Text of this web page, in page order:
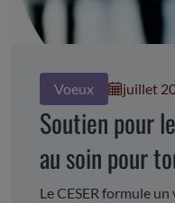
Voeux juillet
Soutien pour
au soin pour
Le CESER formule